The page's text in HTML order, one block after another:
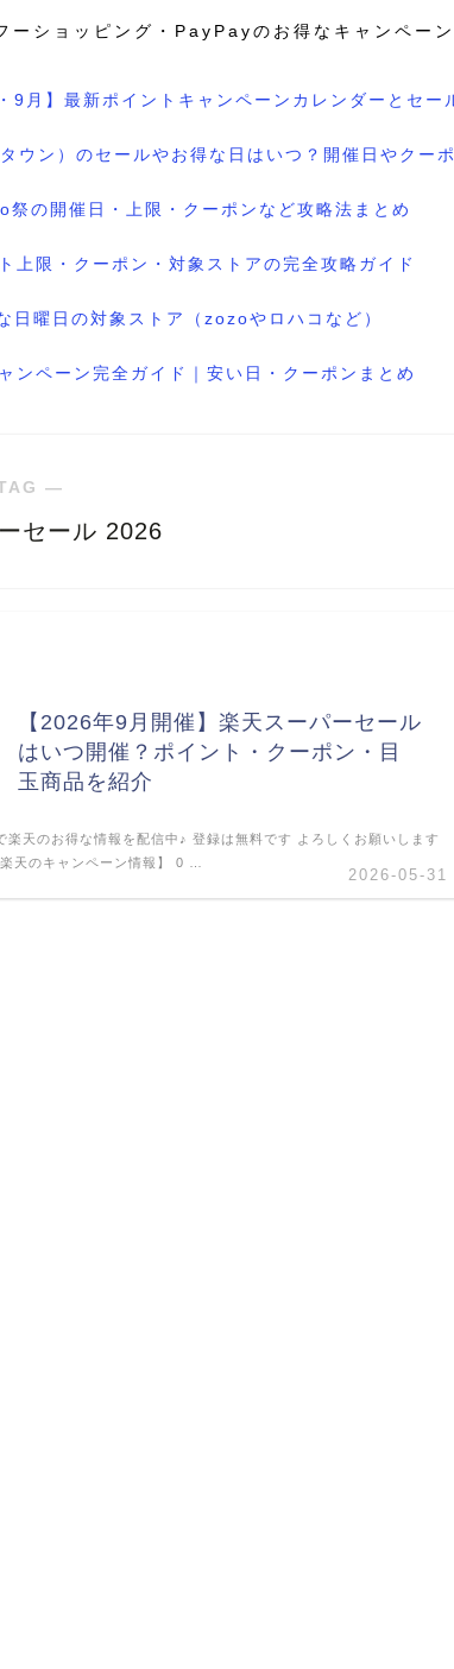
ーショッピング・PayPayのお得なキャンペー
9月】最新ポイントキャンペーンカレンダーとセー
ウン）のセールやお得な日はいつ？開催日やクー
の開催日・上限・クーポンなど攻略法まとめ
上限・クーポン・対象ストアの完全攻略ガイド
日曜日の対象ストア（zozoやロハコなど）
ンペーン完全ガイド｜安い日・クーポンまとめ
―
セール 2026
【2026年9月開催】楽天スーパーセール
はいつ開催？ポイント・クーポン・目
玉商品を紹介
2026-05-31
楽天のお得な情報を配信中♪ 登録は無料です よろしくお願いします
楽天のキャンペーン情報】 0 …